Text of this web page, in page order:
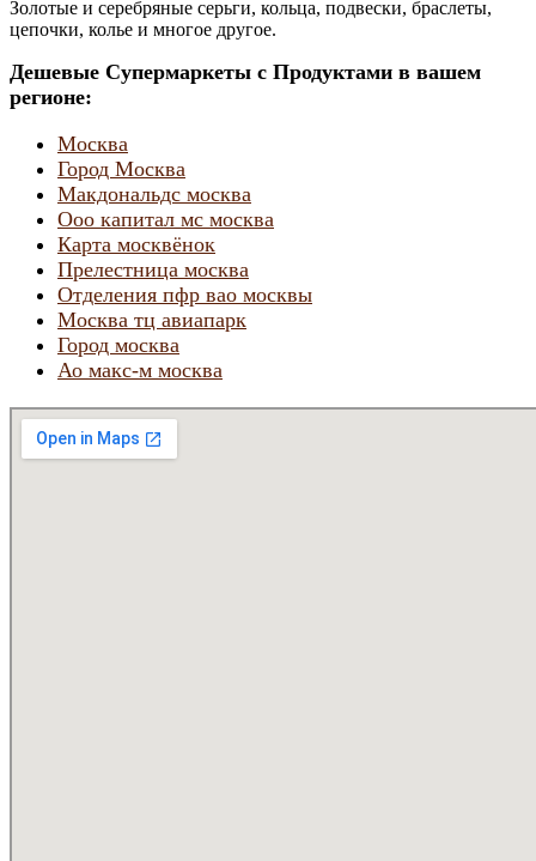
Золотые и серебряные серьги, кольца, подвески, браслеты,
цепочки, колье и многое другое.
Дешевые Супермаркеты с Продуктами в вашем
регионе:
Москва
Город Москва
Макдональдс москва
Ооо капитал мс москва
Карта москвёнок
Прелестница москва
Отделения пфр вао москвы
Москва тц авиапарк
Город москва
Ао макс-м москва